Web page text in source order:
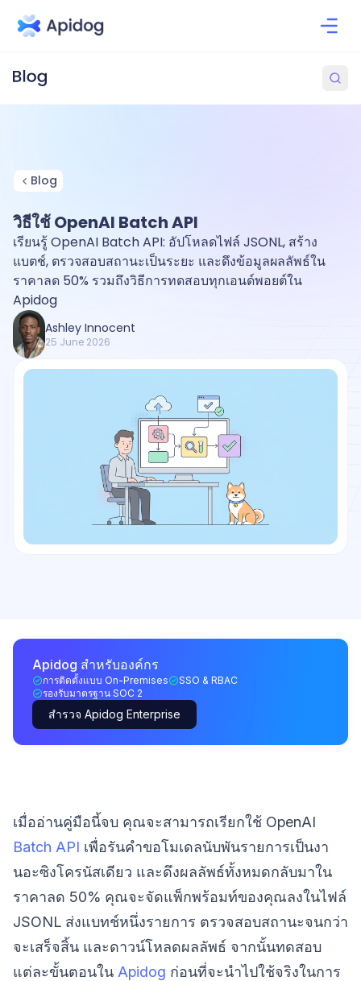
Blog
วิธีใช้ OpenAI Batch API
เรียนรู้ OpenAI Batch API: อัปโหลดไฟล์ JSONL, สร้าง
แบตช์, ตรวจสอบสถานะเป็นระยะ และดึงข้อมูลผลลัพธ์ใน
ราคาลด 50% รวมถึงวิธีการทดสอบทุกเอนด์พอยต์ใน
Apidog
Ashley Innocent
25 June 2026
Apidog สำหรับองค์กร
การติดตั้งแบบ On-Premises
SSO & RBAC
รองรับมาตรฐาน SOC 2
สำรวจ Apidog Enterprise
เมื่ออ่านคู่มือนี้จบ คุณจะสามารถเรียกใช้ OpenAI
Batch API เพื่อรันคำขอโมเดลนับพันรายการเป็นงา
นอะซิงโครนัสเดียว และดึงผลลัพธ์ทั้งหมดกลับมาใน
ราคาลด 50% คุณจะจัดแพ็กพร้อมท์ของคุณลงในไฟล์
JSONL ส่งแบทช์หนึ่งรายการ ตรวจสอบสถานะจนกว่า
จะเสร็จสิ้น และดาวน์โหลดผลลัพธ์ จากนั้นทดสอบ
แต่ละขั้นตอนใน Apidog ก่อนที่จะนำไปใช้จริงในการ